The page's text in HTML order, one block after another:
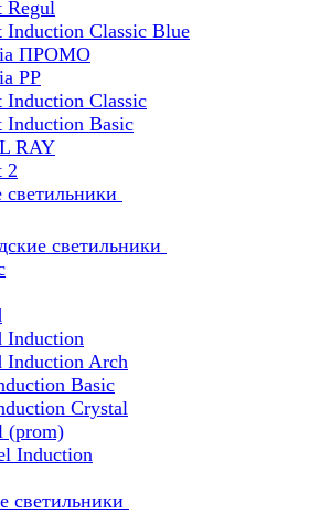
Regul
Induction Classic Blue
ПРОМО
PP
Induction Classic
Induction Basic
RAY
2
светильники
светильники
Induction
Induction Arch
Basic
Crystal
(prom)
Induction
светильники